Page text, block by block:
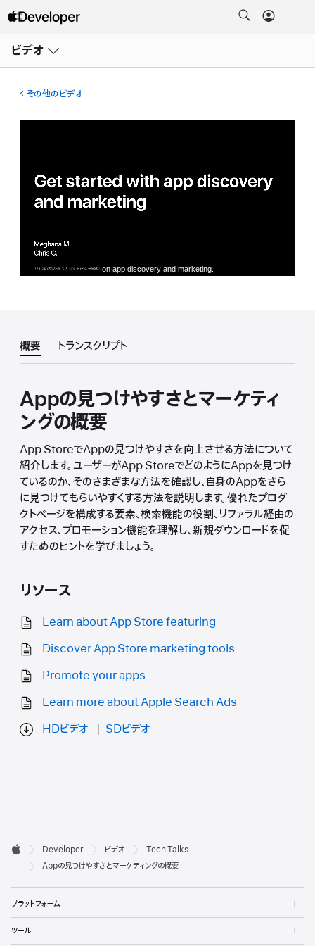
ビデオ
ー
その他のビデオ
概要 トランスクリプト
Appの見つけやすさとマーケティ
ングの概要
App StoreでAppの見つけやすさを向上させる方法について
紹介します。ユーザーがApp StoreでどのようにAppを見つけ
ているのか、そのさまざまな方法を確認し、自身のAppをさら
に見つけてもらいやすくする方法を説明します。優れたプロダ
クトページを構成する要素、検索機能の役割、リファラル経由の
アクセス、プロモーション機能を理解し、新規ダウンロードを促
すためのヒントを学びましょう。
リソース
Learn about App Store featuring
Discover App Store marketing tools
Promote your apps
Learn more about Apple Search Ads
HDビデオ
SDビデオ
デ
ロ
ッ
パ

Apple
Developer ビデオ
Tech Talks
Appの見つけやすさとマーケティングの概要
プラットフォーム
ュ
ツール